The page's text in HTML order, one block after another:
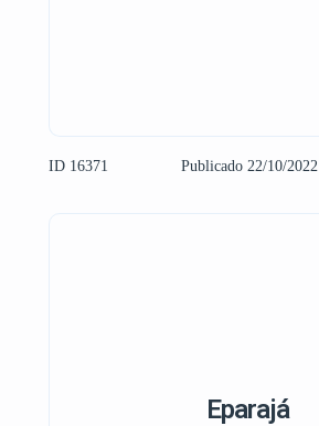
ID 16371 Publicado 22/10/2022
Eparajá